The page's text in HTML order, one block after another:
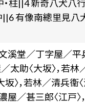
・柱||4 新奇八犬八
有像南總里見八
溪堂／丁字屋／平
助〈大坂〉，若林
，若林／清兵衞〈
／甚三郎〈江戸〉